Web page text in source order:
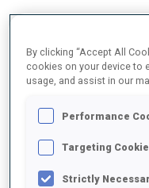
By clicking “Accept All
cookies on your device to
usage, and assist in our
Performance
Targeting
Strictly